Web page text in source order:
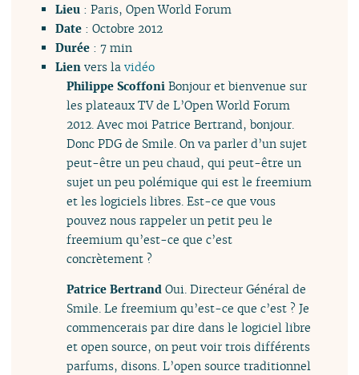
Lieu : Paris, Open World Forum
Date: Octobre 2012
Durée: 7 min
Lien vers la vidéo
Philippe Scoffoni Bonjour et bienvenue sur
les plateaux TV de L’Open World Forum
2012. Avec moi Patrice Bertrand, bonjour.
Donc PDG de Smile. On va parler d’un sujet
peut-être un peu chaud, qui peut-être un
sujet un peu polémique qui est le freemium
et les logiciels libres. Est-ce que vous
pouvez nous rappeler un petit peu le
freemium qu’est-ce que c’est
concrètement ?
Patrice Bertrand Oui. Directeur Général de
Smile. Le freemium qu’est-ce que c’est ? Je
commencerais par dire dans le logiciel libre
et open source, on peut voir trois différents
parfums, disons. L’open source traditionnel